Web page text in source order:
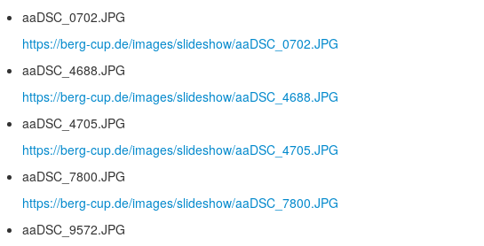
aaDSC_0702.JPG
https://berg-cup.de/images/slideshow/aaDSC_0702.JPG
aaDSC_4688.JPG
https://berg-cup.de/images/slideshow/aaDSC_4688.JPG
aaDSC_4705.JPG
https://berg-cup.de/images/slideshow/aaDSC_4705.JPG
aaDSC_7800.JPG
https://berg-cup.de/images/slideshow/aaDSC_7800.JPG
aaDSC_9572.JPG